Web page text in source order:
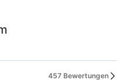
457 Bewertungen